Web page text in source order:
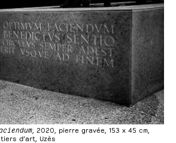
, 2020, pierre gravée, 153 x 45 cm,
d’art, Uzès